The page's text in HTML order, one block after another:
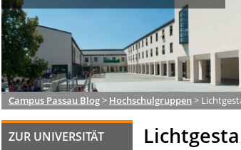
Campus Passau Blog> Hochschulgruppen>
ZUR UNIVERSITÄT